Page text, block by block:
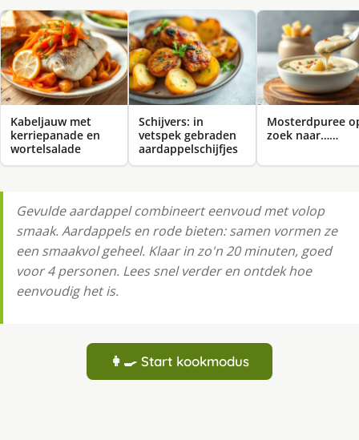
Kabeljauw met
kerriepanade en
wortelsalade
Schijvers: in
vetspek gebraden
aardappelschijfjes
Mosterdpuree
zoek naar……
Gevulde aardappel combineert eenvoud met volop
smaak. Aardappels en rode bieten: samen vormen ze
een smaakvol geheel. Klaar in zo'n 20 minuten, goed
voor 4 personen. Lees snel verder en ontdek hoe
eenvoudig het is.
👩‍🍳 Start kookmodus